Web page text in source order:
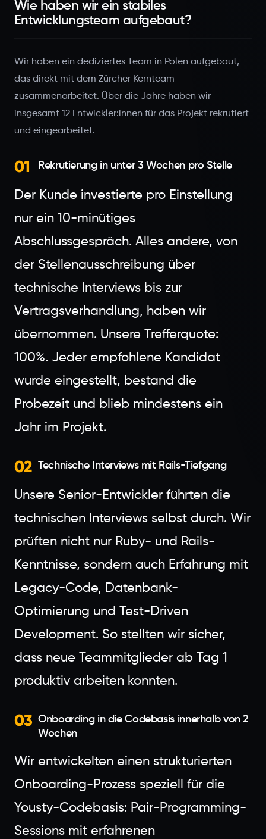
Wie haben wir ein stabiles
Entwicklungsteam aufgebaut?
Wir haben ein dediziertes Team in Polen aufgebaut,
das direkt mit dem Zürcher Kernteam
zusammenarbeitet. Über die Jahre haben wir
insgesamt 12 Entwickler:innen für das Projekt rekrutiert
und eingearbeitet.
01 Rekrutierung in unter 3 Wochen pro Stelle
Der Kunde investierte pro Einstellung
nur ein 10-minütiges
Abschlussgespräch. Alles andere, von
der Stellenausschreibung über
technische Interviews bis zur
Vertragsverhandlung, haben wir
übernommen. Unsere Trefferquote:
100%. Jeder empfohlene Kandidat
wurde eingestellt, bestand die
Probezeit und blieb mindestens ein
Jahr im Projekt.
02 Technische Interviews mit Rails-Tiefgang
Unsere Senior-Entwickler führten die
technischen Interviews selbst durch. Wir
prüften nicht nur Ruby- und Rails-
Kenntnisse, sondern auch Erfahrung mit
Legacy-Code, Datenbank-
Optimierung und Test-Driven
Development. So stellten wir sicher,
dass neue Teammitglieder ab Tag 1
produktiv arbeiten konnten.
03 Onboarding in die Codebasis innerhalb von 2
Wochen
Wir entwickelten einen strukturierten
Onboarding-Prozess speziell für die
Yousty-Codebasis: Pair-Programming-
Sessions mit erfahrenen